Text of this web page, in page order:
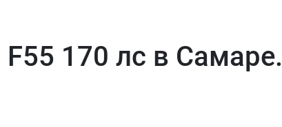
170 лс в Самаре.